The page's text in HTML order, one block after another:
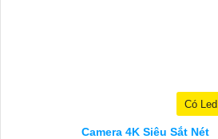
Có Led
Camera 4K Siêu Sắt Nét